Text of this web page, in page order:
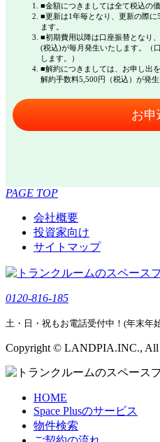
■金額につきましては全て税込の価
■更新は1年毎となり、更新の際に
ます。
■初期費用以降は口座振替となり
(税込)が毎月発生いたします。（
します。）
■解約につきましては、お申し出
解約手数料5,500円（税込）が発生
お申
PAGE TOP
会社概要
投資家向け
サイトマップ
0120-816-185
土・日・祝もお電話受付中！(年末年
Copyright © LANDPIA.INC., All
HOME
Space Plusのサービス
物件検索